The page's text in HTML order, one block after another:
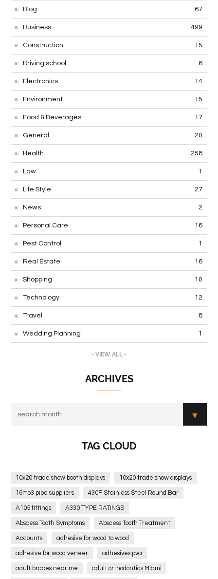
Blog 67
Business 499
Construction 15
Driving school 6
Electronics 14
Environment 15
Food & Beverages 17
General 20
Health 258
Law 1
Life Style 27
News 2
Personal Care 16
Pest Control 1
Real Estate 16
Shopping 10
Technology 12
Travel 8
Wedding Planning 1
- VIEW ALL -
ARCHIVES
TAG CLOUD
10x20 trade show booth displays 10x20 trade show displays
16mo3 pipe suppliers 430F Stainless Steel Round Bar
A105 fittings A330 TYPE RATINGS
Abscess Tooth Symptoms Abscess Tooth Treatment
Accounts adhesive for wood to wood
adhesive for wood veneer adhesives pva
adult braces near me adult orthodontics Miami